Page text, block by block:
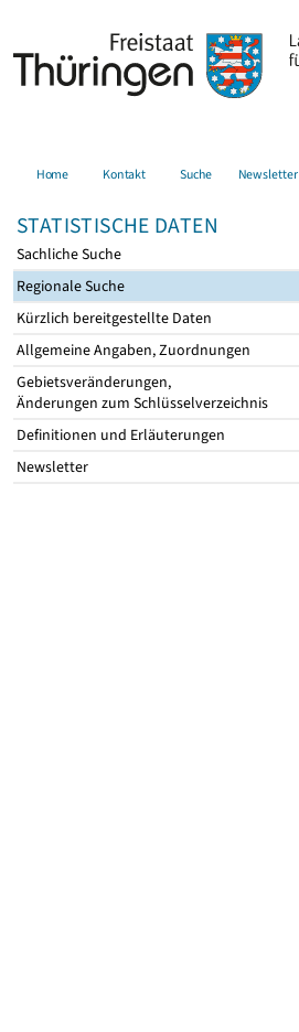
Home Kontakt Suche Newsletter
STATISTISCHE DATEN
Sachliche Suche
Regionale Suche
Kürzlich bereitgestellte Daten
Allgemeine Angaben, Zuordnungen
Gebietsveränderungen,
Änderungen zum Schlüsselverzeichnis
Definitionen und Erläuterungen
Newsletter